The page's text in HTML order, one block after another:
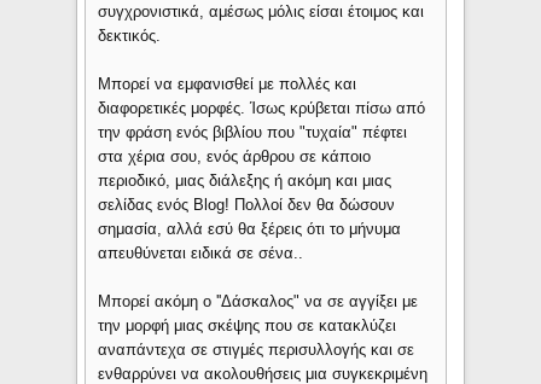
συγχρονιστικά, αμέσως μόλις είσαι έτοιμος και
δεκτικός.
Μπορεί να εμφανισθεί με πολλές και
διαφορετικές μορφές. Ίσως κρύβεται πίσω από
την φράση ενός βιβλίου που "τυχαία" πέφτει
στα χέρια σου, ενός άρθρου σε κάποιο
περιοδικό, μιας διάλεξης ή ακόμη και μιας
σελίδας ενός Blog! Πολλοί δεν θα δώσουν
σημασία, αλλά εσύ θα ξέρεις ότι το μήνυμα
απευθύνεται ειδικά σε σένα..
Μπορεί ακόμη ο ''Δάσκαλος" να σε αγγίξει με
την μορφή μιας σκέψης που σε κατακλύζει
αναπάντεχα σε στιγμές περισυλλογής και σε
ενθαρρύνει να ακολουθήσεις μια συγκεκριμένη